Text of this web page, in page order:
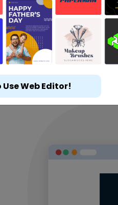
Use Web Editor!